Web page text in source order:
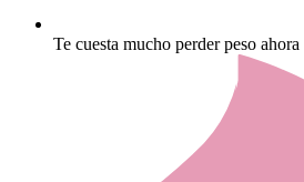
Te cuesta mucho perder peso ahora